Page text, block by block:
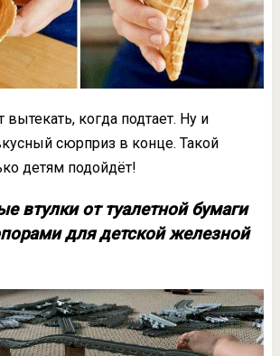
вытекать, когда подтает. Ну и
сюрприз в конце. Такой
детям подойдёт!
втулки от туалетной бумаги
для детской железной